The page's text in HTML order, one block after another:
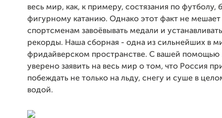
весь мир, как, к примеру, состязания по футболу,
фигурному катанию. Однако этот факт не
спортсменам завоёвывать медали и
рекорды. Наша сборная - одна из сильнейших в
фридайверском пространстве. С вашей
уверено заявить на весь мир о том, что Россия
побеждать не только на льду, снегу и суше в
водой.